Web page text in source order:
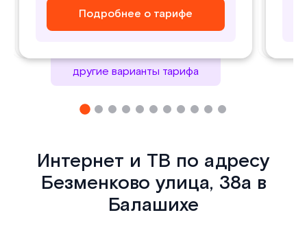
Подробнее о тарифе
Подробнее о тарифе
Подробнее о тарифе
Подробнее о тарифе
другие варианты тарифа
Интернет и ТВ по адресу
Безменково улица, 38а в
Балашихе